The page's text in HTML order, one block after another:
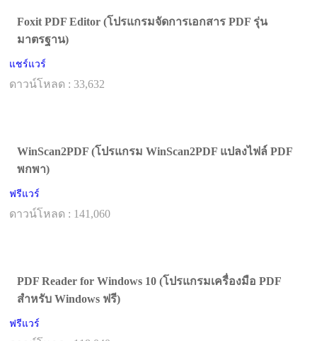
Foxit PDF Editor (โปรแกรมจัดการเอกสาร PDF รุ่น
มาตรฐาน)
แชร์แวร์
ดาวน์โหลด : 33,632
WinScan2PDF (โปรแกรม WinScan2PDF แปลงไฟล์ PDF
พกพา)
ฟรีแวร์
ดาวน์โหลด : 141,060
PDF Reader for Windows 10 (โปรแกรมเครื่องมือ PDF
สำหรับ Windows ฟรี)
ฟรีแวร์